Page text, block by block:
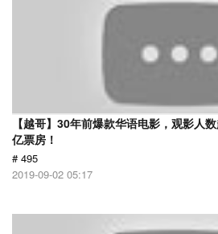
【越哥】30年前爆款华语电影，观影人
亿票房！
# 495
2019-09-02 05:17